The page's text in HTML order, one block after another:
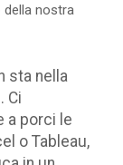
della nostra
sta nella
Ci
a porci le
o Tableau,